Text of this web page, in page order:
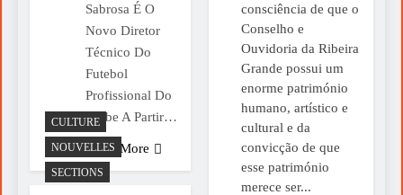
Sabrosa É O
Novo Diretor
Técnico Do
Futebol
Profissional Do
Clube A Partir…
Read More
CULTURE
NOUVELLES
SECTIONS
consciência de que o
Conselho e
Ouvidoria da Ribeira
Grande possui um
enorme património
humano, artístico e
cultural e da
convicção de que
esse património
merece ser...